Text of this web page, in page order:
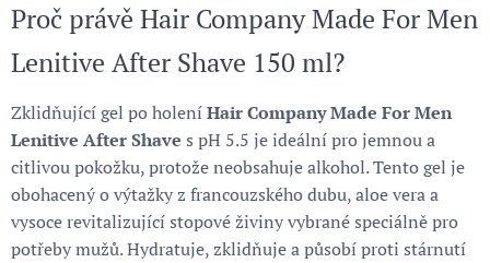
Proč právě Hair Company Made For Men
Lenitive After Shave 150 ml?
Zklidňující gel po holeníHair Company Made For Men
Lenitive After Shave s pH 5.5 je ideální pro jemnou a
citlivou pokožku, protože neobsahuje alkohol. Tento gel je
obohacený o výtažky z francouzského dubu, aloe vera a
vysoce revitalizující stopové živiny vybrané speciálně pro
potřeby mužů. Hydratuje, zklidňuje a působí proti stárnutí